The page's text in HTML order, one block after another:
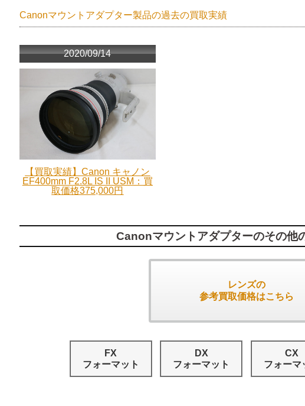
Canonマウントアダプター製品の過去の買取実績
2020/09/14
【買取実績】Canon キャノン
EF400mm F2.8L IS II USM：買
取価格375,000円
Canonマウントアダプターのその他
レンズの
参考買取価格はこちら
FX
フォーマット
DX
フォーマット
CX
フォーマ